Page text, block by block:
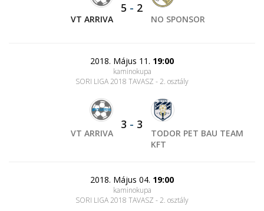
VT ARRIVA
5 - 2
NO SPONSOR
2018. Május 11. 19:00
kaminokupa
SORI LIGA 2018 TAVASZ - 2. osztály
VT ARRIVA
3 - 3
TODOR PET BAU TEAM
KFT
2018. Május 04. 19:00
kaminokupa
SORI LIGA 2018 TAVASZ - 2. osztály